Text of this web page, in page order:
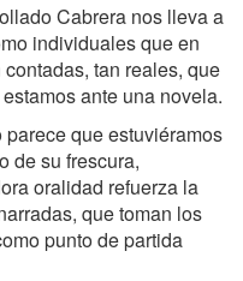
Cabrera nos lleva a
individuales que en
tan reales, que
ante una novela.
que estuviéramos
de su frescura,
oralidad refuerza la
que toman los
punto de partida